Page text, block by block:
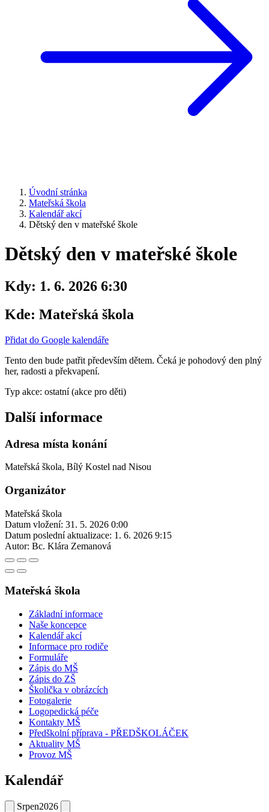
Úvodní stránka
Mateřská škola
Kalendář akcí
Dětský den v mateřské škole
Dětský den v mateřské škole
Kdy: 1. 6. 2026 6:30
Kde: Mateřská škola
Přidat do Google kalendáře
Tento den bude patřit především dětem. Čeká je pohodový den plný
her, radosti a překvapení.
Typ akce: ostatní (akce pro děti)
Další informace
Adresa místa konání
Mateřská škola, Bílý Kostel nad Nisou
Organizátor
Mateřská škola
Datum vložení: 31. 5. 2026 0:00
Datum poslední aktualizace: 1. 6. 2026 9:15
Autor: Bc. Klára Zemanová
Mateřská škola
Základní informace
Naše koncepce
Kalendář akcí
Informace pro rodiče
Formuláře
Zápis do MŠ
Zápis do ZŠ
Školička v obrázcích
Fotogalerie
Logopedická péče
Kontakty MŠ
Předškolní příprava - PŘEDŠKOLÁČEK
Aktuality MŠ
Provoz MŠ
Kalendář
Srpen2026